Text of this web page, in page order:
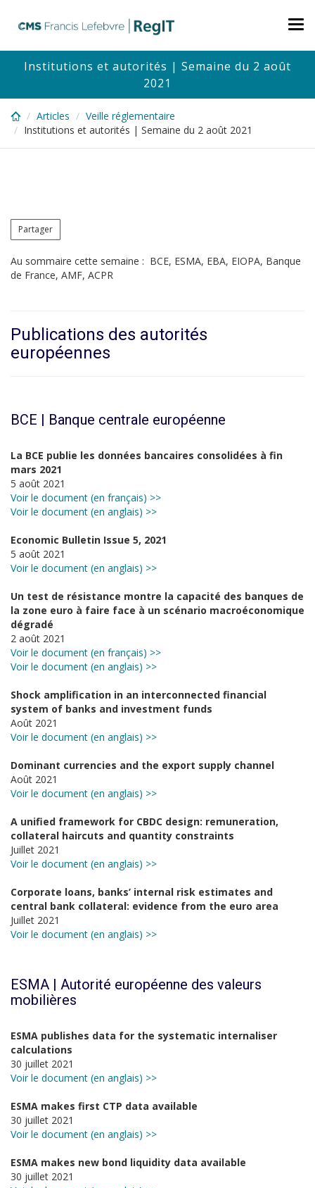
content
Institutions et autorités | Semaine du 2 août
2021
Articles
Veille réglementaire
Institutions et autorités | Semaine du 2 août 2021
Partager
Au sommaire cette semaine : BCE, ESMA, EBA, EIOPA, Banque
de France, AMF, ACPR
Publications des autorités
européennes
BCE | Banque centrale européenne
La BCE publie les données bancaires consolidées à fin
mars 2021
5 août 2021
Voir le document (en français) >>
Voir le document (en anglais) >>
Economic Bulletin Issue 5, 2021
5 août 2021
Voir le document (en anglais) >>
Un test de résistance montre la capacité des banques de
la zone euro à faire face à un scénario macroéconomique
dégradé
2 août 2021
Voir le document (en français) >>
Voir le document (en anglais) >>
Shock amplification in an interconnected financial
system of banks and investment funds
Août 2021
Voir le document (en anglais) >>
Dominant currencies and the export supply channel
Août 2021
Voir le document (en anglais) >>
A unified framework for CBDC design: remuneration,
collateral haircuts and quantity constraints
Juillet 2021
Voir le document (en anglais) >>
Corporate loans, banks’ internal risk estimates and
central bank collateral: evidence from the euro area
Juillet 2021
Voir le document (en anglais) >>
ESMA | Autorité européenne des valeurs
mobilières
ESMA publishes data for the systematic internaliser
calculations
30 juillet 2021
Voir le document (en anglais) >>
ESMA makes first CTP data available
30 juillet 2021
Voir le document (en anglais) >>
ESMA makes new bond liquidity data available
30 juillet 2021